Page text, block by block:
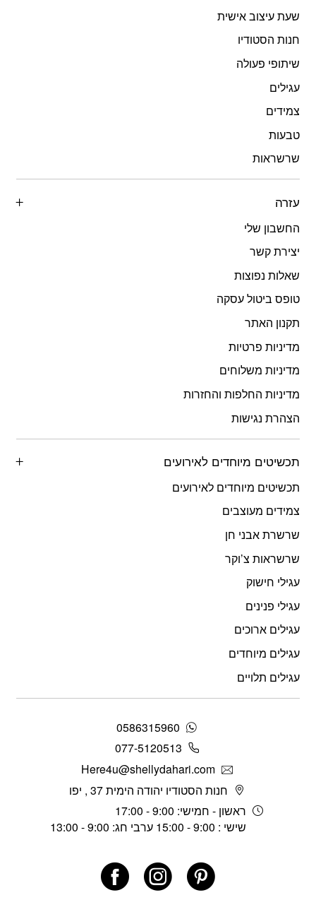
שעת עיצוב אישית
חנות הסטודיו
שיתופי פעולה
עגילים
צמידים
טבעות
שרשראות
עזרה
החשבון שלי
יצירת קשר
שאלות נפוצות
טופס ביטול עסקה
תקנון האתר
מדיניות פרטיות
מדיניות משלוחים
מדיניות החלפות והחזרות
הצהרת נגישות
תכשיטים מיוחדים לאירועים
תכשיטים מיוחדים לאירועים
צמידים מעוצבים
שרשרת אבני חן
שרשראות צ’וקר
עגילי חישוק
עגילי פנינים
עגילים ארוכים
עגילים מיוחדים
עגילים תלויים
0586315960
077-5120513
Here4u@shellydahari.com
חנות הסטודיו יהודה הימית 37 , יפו
ראשון - חמישי: 9:00 - 17:00
שישי : 9:00 - 15:00 ערבי חג: 9:00 - 13:00